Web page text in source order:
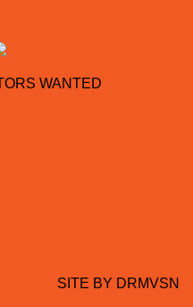
WANTED
SITE BY DRMVSN